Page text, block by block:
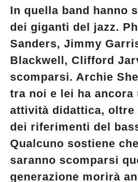
In quella band hanno
dei giganti del jazz.
Sanders, Jimmy
Blackwell, Clifford
scomparsi. Archie
tra noi e lei ha ancora
attività didattica, oltre
dei riferimenti del
Qualcuno sostiene
saranno scomparsi
generazione morirà